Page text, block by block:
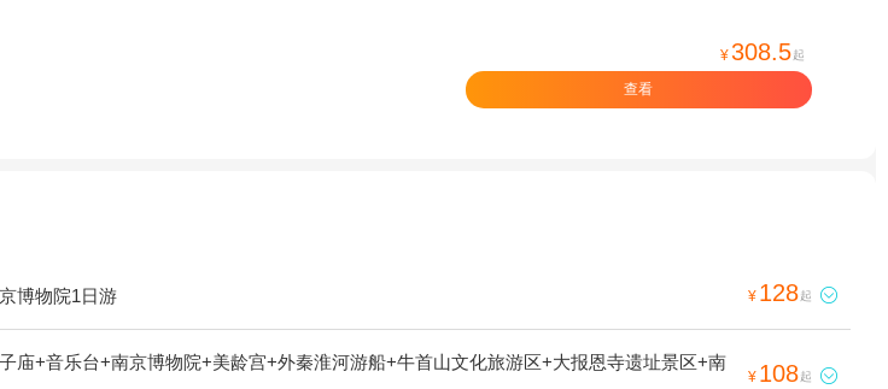
¥308.5 起
查看
博物院1日游 ¥ 128起 
庙+音乐台+南京博物院+美龄宫+外秦淮河游船+牛首山文化旅游区+大报恩寺遗址景区+南
¥ 108起 